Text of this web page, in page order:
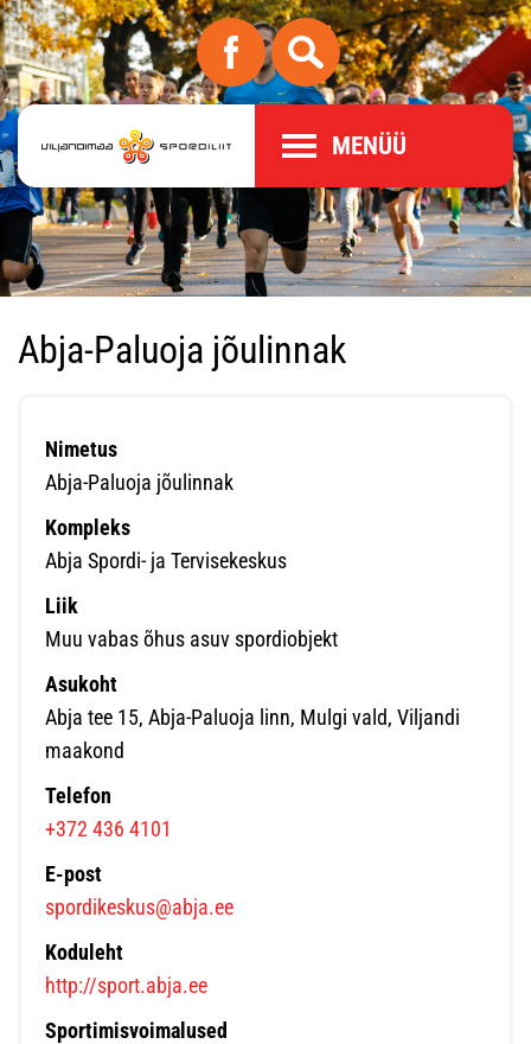
MENÜÜ
Abja-Paluoja jõulinnak
Nimetus
Abja-Paluoja jõulinnak
Kompleks
Abja Spordi- ja Tervisekeskus
Liik
Muu vabas õhus asuv spordiobjekt
Asukoht
Abja tee 15, Abja-Paluoja linn, Mulgi vald, Viljandi
maakond
Telefon
+372 436 4101
E-post
spordikeskus@abja.ee
Koduleht
http://sport.abja.ee
Sportimisvoimalused